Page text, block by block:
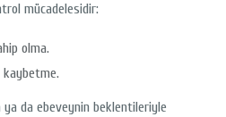
mücadelesidir:
olma.
ya da ebeveynin beklentileriyle